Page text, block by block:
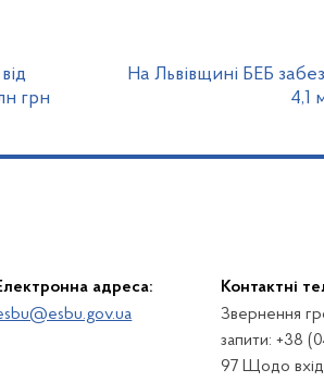
грн
На Львівщині БЕБ
4,1
адреса:
Контактні
Звернення
запити: +38
97 Щодо